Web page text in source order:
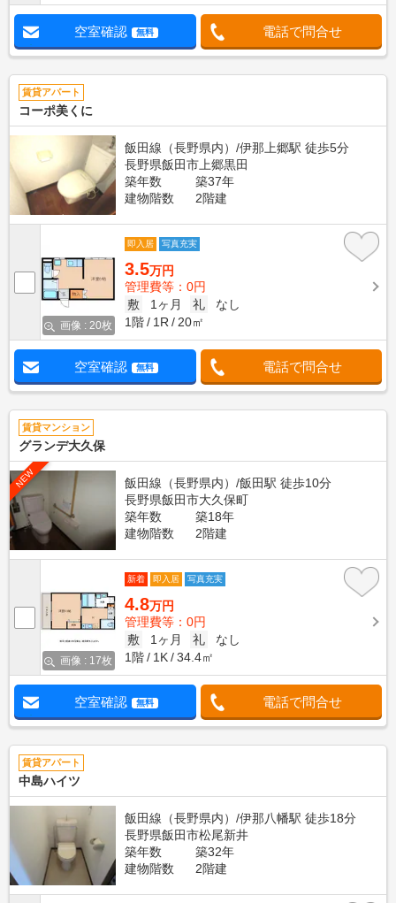
空室確認 無料 電話で問合せ
賃貸アパート
コーポ美くに
飯田線（長野県内）/伊那上郷駅 徒歩5分
長野県飯田市上郷黒田
築年数
築37年
建物階数
2階建
画像 : 20枚
即入居 写真充実
3.5万円
管理費等：0円
敷
1ヶ月 礼
なし
1階
1R 20㎡
空室確認 無料 電話で問合せ
賃貸マンション
グランデ大久保
NEW
飯田線（長野県内）/飯田駅 徒歩10分
長野県飯田市大久保町
築年数
築18年
建物階数
2階建
画像 : 17枚
新着 即入居 写真充実
4.8万円
管理費等：0円
敷
1ヶ月 礼
なし
1階
1K 34.4㎡
空室確認 無料 電話で問合せ
賃貸アパート
中島ハイツ
飯田線（長野県内）/伊那八幡駅 徒歩18分
長野県飯田市松尾新井
築年数
築32年
建物階数
2階建